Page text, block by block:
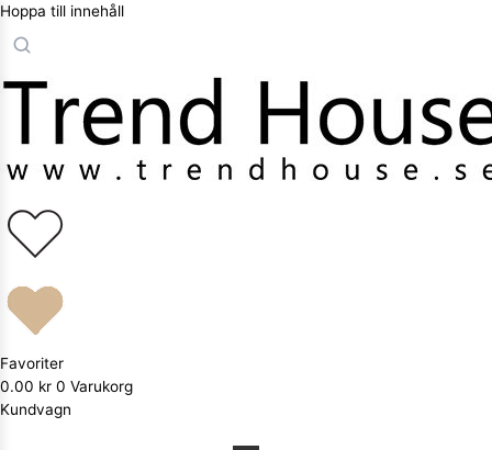
Hoppa till innehåll
Favoriter
0.00 kr 0 Varukorg
Kundvagn